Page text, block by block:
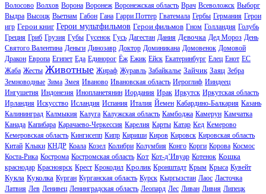
Волосово Волхов Ворона Воронеж Воронежская область Врач Всеволожск Выборг
Выдра Высоцк Вьетнам Габон Гана Гарри Поттер Гватемала Гербы Германия Герои
игр Герои книг Герои мультфильмов Герои фильмов Гном Голландия Голубь
Греция Гриб Грузия Губы Гусенок Гусь Дагестан Дания Девочка Дед Мороз День
Святого Валентина Деньги Динозавр Доктор Доминикана Домовенок Домовой
Дракон Европа Египет Еда Единорог Ёж Ежик Ейск Екатеринбург Елец Енот ЕС
Жаба Жесты Животные Жираф Журавль Забайкалье Зайчик Заяц Зебра
Земноводные Зима Змея Иваново Ивановская область Иероглиф Ииндеец
Ингушетия Индонезия Инопланетянин Иордания Ирак Иркутск Иркутская область
Ирландия Искусство Исландия Испания Италия Йемен Кабардино-Балкария Казань
Калининград Калмыкия Калуга Калужская область Камбоджа Камерун Камчатка
Канада Капибара Карачаево-Черкессия Карелия Карты Катар Кед Кемерово
Кемеровская область Кингисепп Кипр Кириши Киров Кировск Кировская область
Китай Клыки КНДР Коала Козел Колибри Колумбия Конго Корги Корова Космос
Коста-Рика Кострома Костромская область Кот Кот-д’Ивуар Котенок Кошка
краснодар Красноярск Крест Крокодил Кролик Кронштадт Крым Крыса Кувейт
Кукла Куколка Курган Курганская область Курск Кыргызстан Лаос Ласточка
Латвия Лев Ленивец Ленинградская область Леопард Лес Ливан Ливия Липецк